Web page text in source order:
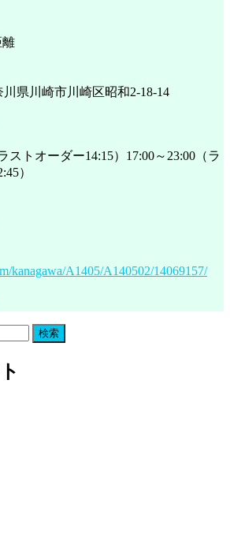
川県川崎市川崎区昭和2-18-14
ストオーダー14:15）17:00～23:00（ラ
）
kanagawa/A1405/A140502/14069157/